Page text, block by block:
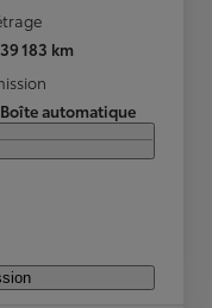
39 183 km
Boîte automatique